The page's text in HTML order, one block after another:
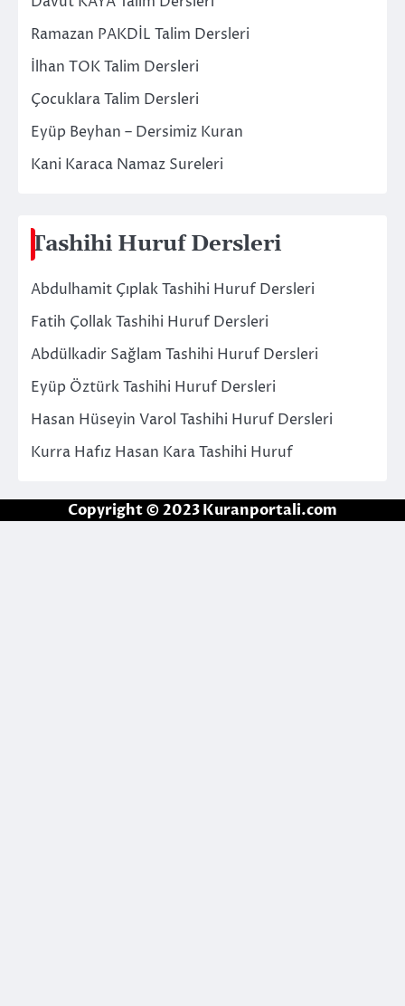
Ramazan PAKDİL Talim Dersleri
İlhan TOK Talim Dersleri
Çocuklara Talim Dersleri
Eyüp Beyhan – Dersimiz Kuran
Kani Karaca Namaz Sureleri
Tashihi Huruf Dersleri
Abdulhamit Çıplak Tashihi Huruf Dersleri
Fatih Çollak Tashihi Huruf Dersleri
Abdülkadir Sağlam Tashihi Huruf Dersleri
Eyüp Öztürk Tashihi Huruf Dersleri
Hasan Hüseyin Varol Tashihi Huruf Dersleri
Kurra Hafız Hasan Kara Tashihi Huruf
Copyright © 2023 Kuranportali.com